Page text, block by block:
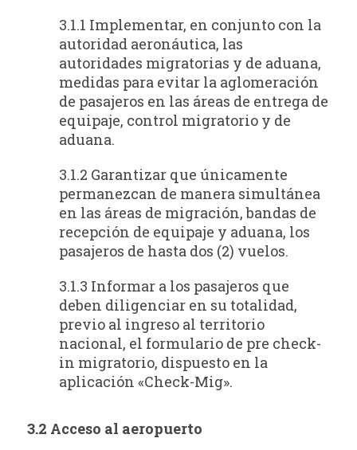
3.1.1 Implementar, en conjunto con la
autoridad aeronáutica, las
autoridades migratorias y de aduana,
medidas para evitar la aglomeración
de pasajeros en las áreas de entrega de
equipaje, control migratorio y de
aduana.
3.1.2 Garantizar que únicamente
permanezcan de manera simultánea
en las áreas de migración, bandas de
recepción de equipaje y aduana, los
pasajeros de hasta dos (2) vuelos.
3.1.3 Informar a los pasajeros que
deben diligenciar en su totalidad,
previo al ingreso al territorio
nacional, el formulario de pre check-
in migratorio, dispuesto en la
aplicación «Check-Mig».
3.2 Acceso al aeropuerto